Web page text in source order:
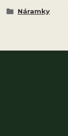
Náramky